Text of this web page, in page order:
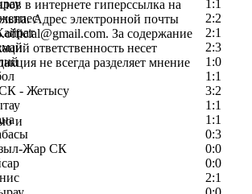
1:1
2:2
2:1
2:3
1:0
1:1
- Жетысу
3:2
1:1
1:1
0:3
Жар СК
0:0
0:0
2:1
в интернете гиперссылка на
Адрес электронной почты
За содержание
ответственность несет
не всегда разделяет мнение
тексте?
и